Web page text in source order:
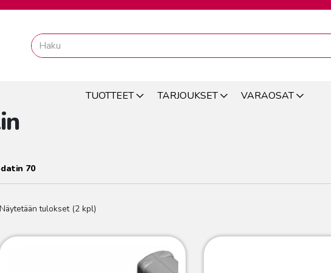
TUOTTEET TARJOUKSET VARAOSAT
70
Näytetään tulokset (2 kpl)